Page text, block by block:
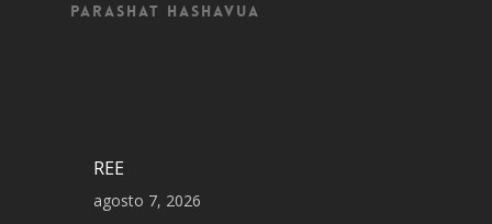
Parashat Hashavua
REE
agosto 7, 2026